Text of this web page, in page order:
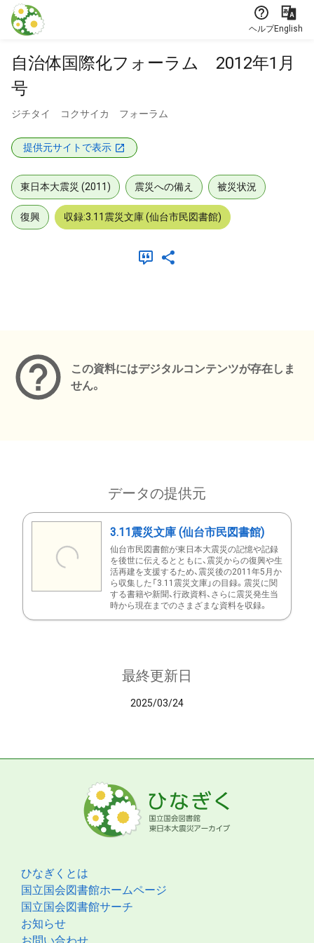
本文に飛ぶ
ヘルプEnglish
自治体国際化フォーラム 2012年1月
号
ジチタイ コクサイカ フォーラム
提供元サイトで表示
東日本大震災 (2011) 震災への備え 被災状況
復興 収録:3.11震災文庫 (仙台市民図書館)
この資料にはデジタルコンテンツが存在しま
せん。
データの提供元
3.11震災文庫 (仙台市民図書館)
仙台市民図書館が東日本大震災の記憶や記録
を後世に伝えるとともに、震災からの復興や生
活再建を支援するため、震災後の2011年5月か
ら収集した「3.11震災文庫」の目録。震災に関
する書籍や新聞、行政資料、さらに震災発生当
時から現在までのさまざまな資料を収録。
最終更新日
2025/03/24
ひなぎくとは
国立国会図書館ホームページ
国立国会図書館サーチ
お知らせ